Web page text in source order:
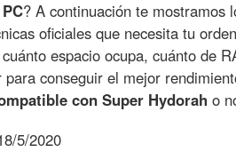
? A continuación te mostramos
oficiales que necesita tu
espacio ocupa, cuánto de
para conseguir el mejor
con Super Hydorah o
5/2020